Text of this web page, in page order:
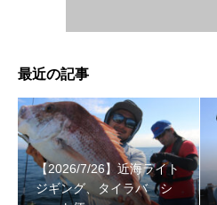
最近の記事
【2026/7/26】近海ライト
ジギング、タイラバ シ